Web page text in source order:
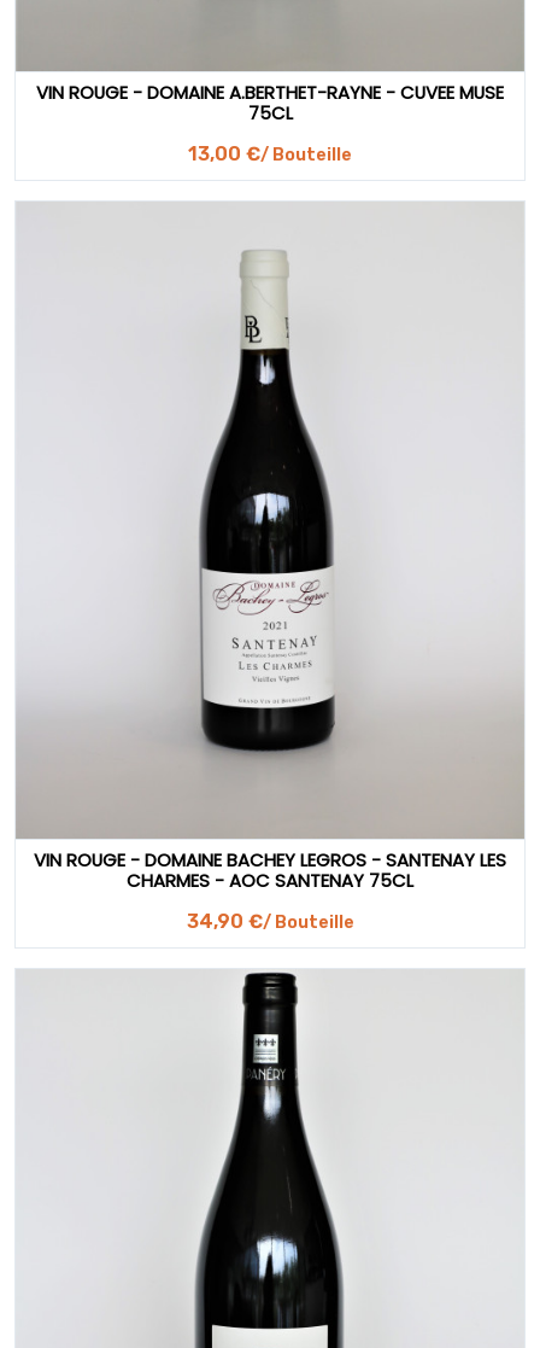
VIN ROUGE - DOMAINE A.BERTHET-RAYNE - CUVEE MUSE
75CL
13,00 €/ Bouteille
VIN ROUGE - DOMAINE BACHEY LEGROS - SANTENAY LES
CHARMES - AOC SANTENAY 75CL
34,90 €/ Bouteille